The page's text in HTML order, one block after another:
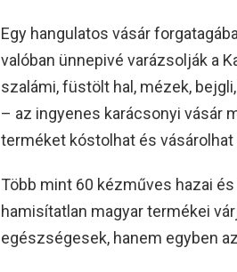
Egy hangulatos vásár
valóban ünnepivé varázsolják a
szalámi, füstölt hal, mézek,
– az ingyenes karácsonyi vásár
terméket kóstolhat és
Több mint 60 kézműves hazai
hamisítatlan magyar termékei
egészségesek, hanem egyben